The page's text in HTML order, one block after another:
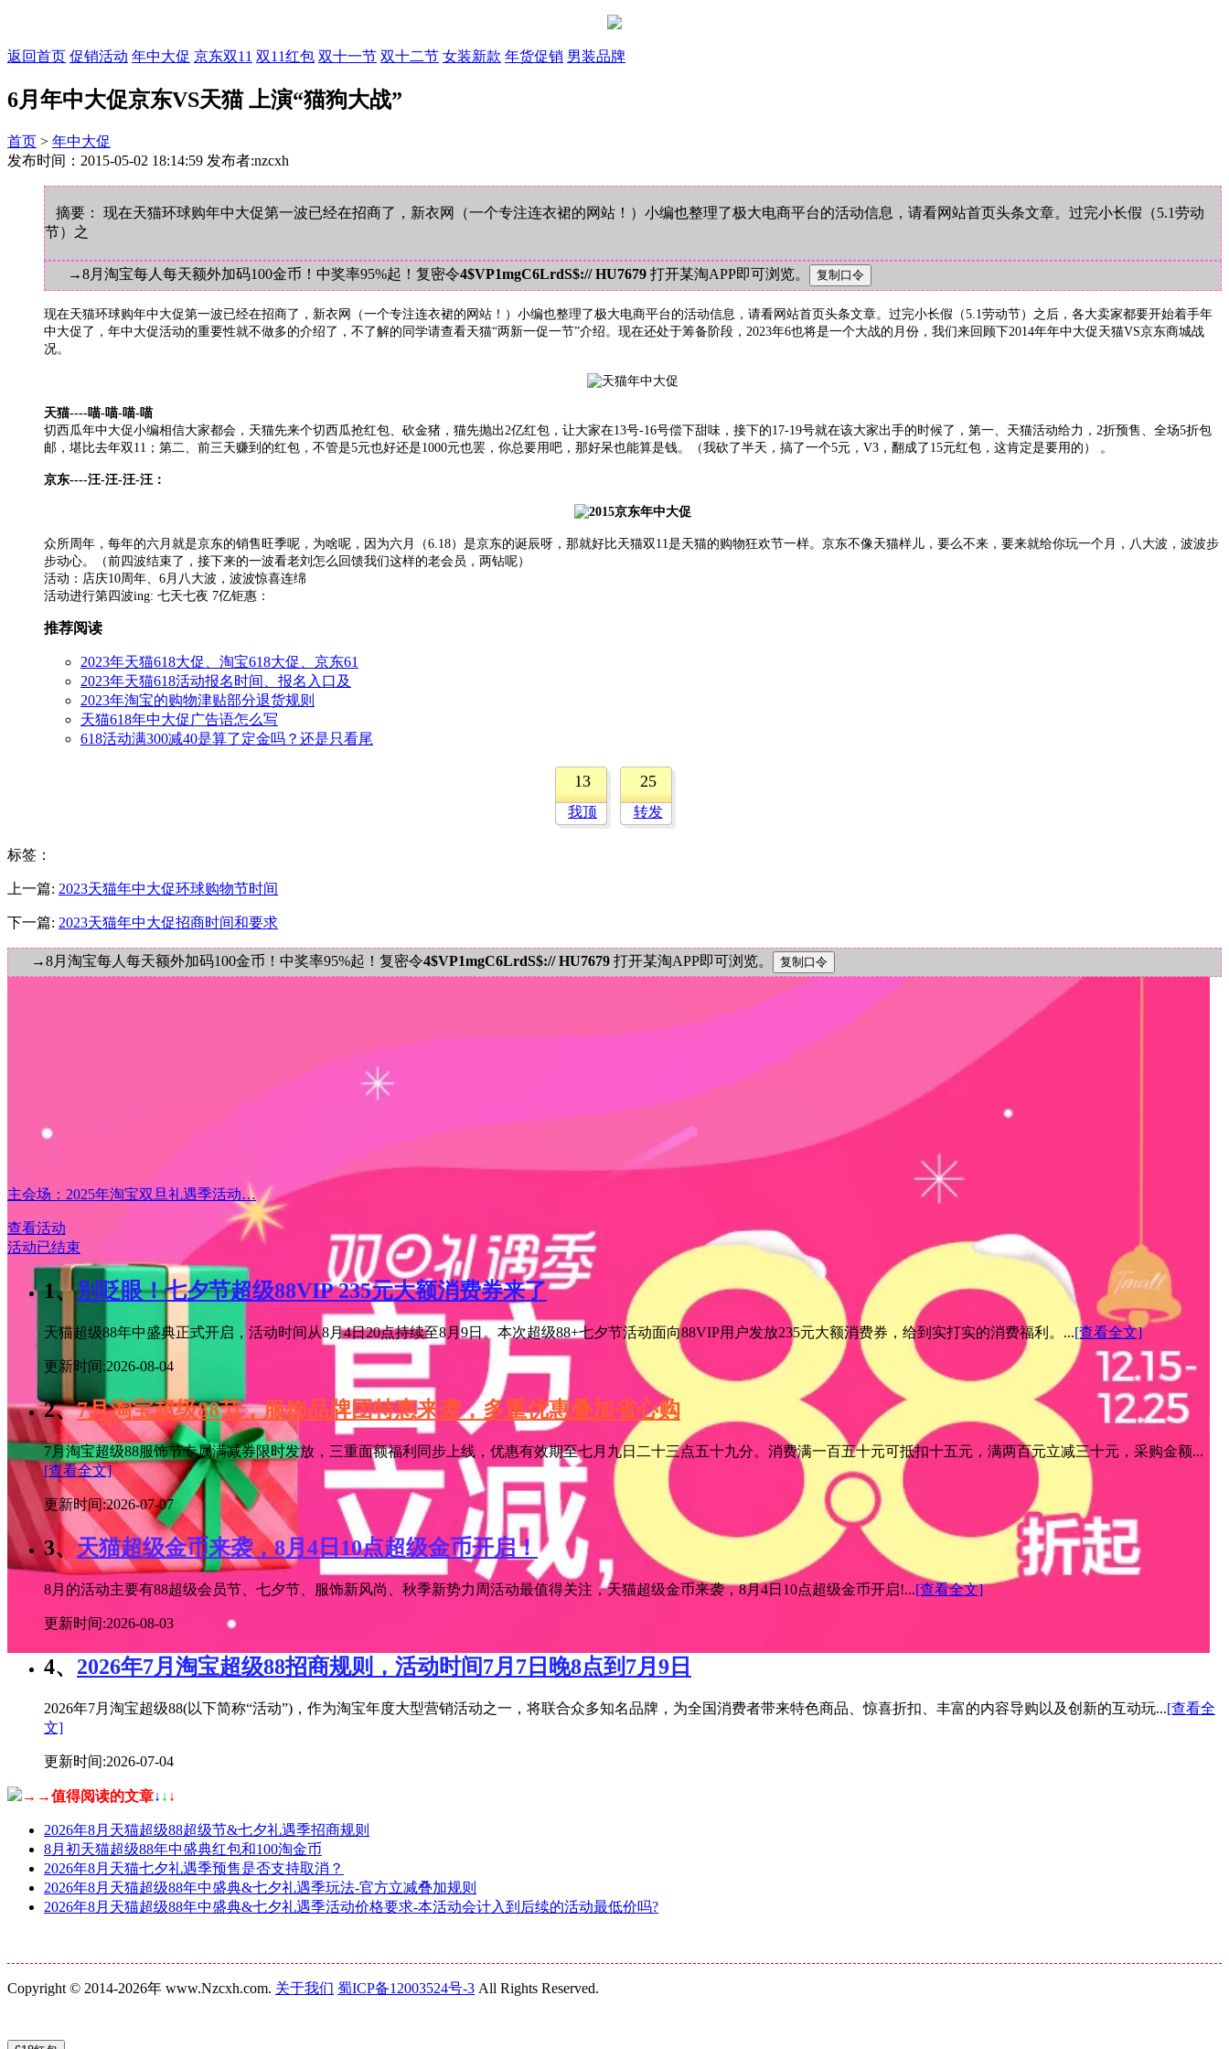
返回首页 促销活动 年中大促 京东双11 双11红包 双十一节 双十二节 女装新款 年货促销 男装品牌
6月年中大促京东VS天猫 上演“猫狗大战”
首页 > 年中大促
发布时间：2015-05-02 18:14:59 发布者:nzcxh
摘要： 现在天猫环球购年中大促第一波已经在招商了，新衣网（一个专注连衣裙的网站！）小编也整理了极大电商平台的活动信息，请看网站首页头条文章。过完小长假（5.1劳动
节）之
→8月淘宝每人每天额外加码100金币！中奖率95%起！复密令4$VP1mgC6LrdS$:// HU7679 打开某淘APP即可浏览。
现在天猫环球购年中大促第一波已经在招商了，新衣网（一个专注连衣裙的网站！）小编也整理了极大电商平台的活动信息，请看网站首页头条文章。过完小长假（5.1劳动节）之后，各大卖家都要开始着手年
中大促了，年中大促活动的重要性就不做多的介绍了，不了解的同学请查看天猫“两新一促一节”介绍。现在还处于筹备阶段，2023年6也将是一个大战的月份，我们来回顾下2014年年中大促天猫VS京东商城战
况。
天猫----喵-喵-喵-喵
切西瓜年中大促小编相信大家都会，天猫先来个切西瓜抢红包、砍金猪，猫先抛出2亿红包，让大家在13号-16号偿下甜味，接下的17-19号就在该大家出手的时候了，第一、天猫活动给力，2折预售、全场5折包
邮，堪比去年双11；第二、前三天赚到的红包，不管是5元也好还是1000元也罢，你总要用吧，那好呆也能算是钱。（我砍了半天，搞了一个5元，V3，翻成了15元红包，这肯定是要用的） 。
京东----汪-汪-汪-汪：
众所周年，每年的六月就是京东的销售旺季呢，为啥呢，因为六月（6.18）是京东的诞辰呀，那就好比天猫双11是天猫的购物狂欢节一样。京东不像天猫样儿，要么不来，要来就给你玩一个月，八大波，波波步
步动心。（前四波结束了，接下来的一波看老刘怎么回馈我们这样的老会员，两钻呢）
活动：店庆10周年、6月八大波，波波惊喜连绵
活动进行第四波ing: 七天七夜 7亿钜惠：
推荐阅读
2023年天猫618大促、淘宝618大促、京东61
2023年天猫618活动报名时间、报名入口及
2023年淘宝的购物津贴部分退货规则
天猫618年中大促广告语怎么写
618活动满300减40是算了定金吗？还是只看尾
13
我顶
25
转发
标签 ：
上一篇: 2023天猫年中大促环球购物节时间
下一篇: 2023天猫年中大促招商时间和要求
→8月淘宝每人每天额外加码100金币！中奖率95%起！复密令4$VP1mgC6LrdS$:// HU7679 打开某淘APP即可浏览。
主会场：2025年淘宝双旦礼遇季活动…
查看活动
活动已结束
1、别眨眼！七夕节超级88VIP 235元大额消费券来了
天猫超级88年中盛典正式开启，活动时间从8月4日20点持续至8月9日。本次超级88+七夕节活动面向88VIP用户发放235元大额消费券，给到实打实的消费福利。...[查看全文]
更新时间:2026-08-04
2、7月淘宝超级88节，服饰品牌团特惠来袭，多重优惠叠加省心购
7月淘宝超级88服饰节专属满减券限时发放，三重面额福利同步上线，优惠有效期至七月九日二十三点五十九分。消费满一百五十元可抵扣十五元，满两百元立减三十元，采购金额...
[查看全文]
更新时间:2026-07-07
3、天猫超级金币来袭，8月4日10点超级金币开启！
8月的活动主要有88超级会员节、七夕节、服饰新风尚、秋季新势力周活动最值得关注，天猫超级金币来袭，8月4日10点超级金币开启!...[查看全文]
更新时间:2026-08-03
4、 2026年7月淘宝超级88招商规则，活动时间7月7日晚8点到7月9日
2026年7月淘宝超级88(以下简称“活动”)，作为淘宝年度大型营销活动之一，将联合众多知名品牌，为全国消费者带来特色商品、惊喜折扣、丰富的内容导购以及创新的互动玩...[查看全
文]
更新时间:2026-07-04
→→值得阅读的文章↓ ↓ ↓
2026年8月天猫超级88超级节&七夕礼遇季招商规则
8月初天猫超级88年中盛典红包和100淘金币
2026年8月天猫七夕礼遇季预售是否支持取消？
2026年8月天猫超级88年中盛典&七夕礼遇季玩法-官方立减叠加规则
2026年8月天猫超级88年中盛典&七夕礼遇季活动价格要求-本活动会计入到后续的活动最低价吗?
Copyright © 2014-2026年 www.Nzcxh.com. 关于我们 蜀ICP备12003524号-3 All Rights Reserved.